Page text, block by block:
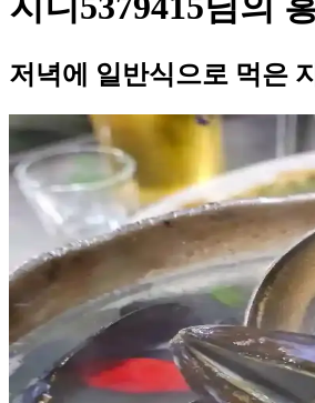
저녁에 일반식으로 먹은